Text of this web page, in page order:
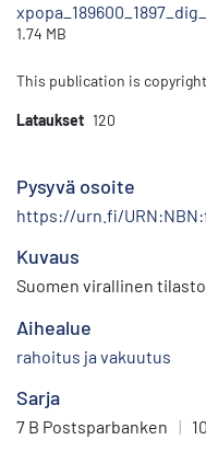
1.74 MB
This publication is
Lataukset 120
Pysyvä osoite
https://urn.fi/
Kuvaus
Suomen virallinen tilasto
Aihealue
rahoitus ja vakuutus
Sarja
7 B Postsparbanken | 10